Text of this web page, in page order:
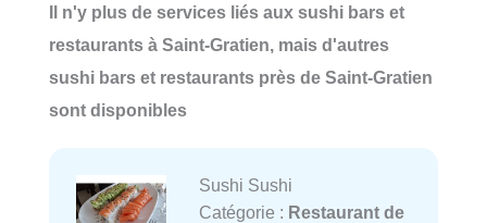
Il n'y plus de services liés aux sushi bars et
restaurants à Saint-Gratien, mais d'autres
sushi bars et restaurants près de Saint-Gratien
sont disponibles
Sushi Sushi
Catégorie : Restaurant de